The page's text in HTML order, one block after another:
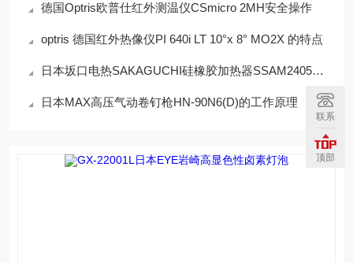
德国Optris欧普仕红外测温仪CSmicro 2MH安全操作
optris 德国红外热像仪PI 640i LT 10°x 8° MO2X 的特点
日本坂口电热SAKAGUCHI硅橡胶加热器SSAM2405的工作原理
日本MAX高压气动卷钉枪HN-90N6(D)的工作原理
联系
顶部